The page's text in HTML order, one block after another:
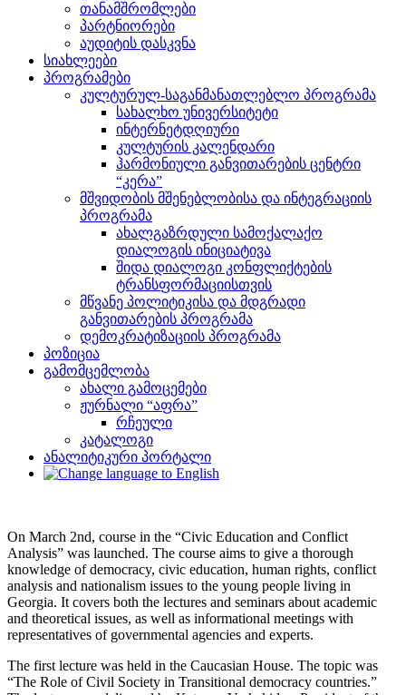
თანამშრომლები
პარტნიორები
აუდიტის დასკვნა
სიახლეები
პროგრამები
კულტურულ-საგანმანათლებლო პროგრამა
სახალხო უნივერსიტეტი
ინტერნეტდღიური
კულტურის კალენდარი
ჰარმონიული განვითარების ცენტრი
“კერა”
მშვიდობის მშენებლობისა და ინტეგრაციის
პროგრამა
ახალგაზრდული სამოქალაქო
დიალოგის ინიციატივა
შიდა დიალოგი კონფლიქტების
ტრანსფორმაციისთვის
მწვანე პოლიტიკისა და მდგრადი
განვითარების პროგრამა
დემოკრატიზაციის პროგრამა
პოზიცია
გამომცემლობა
ახალი გამოცემები
ჟურნალი “აფრა”
რჩეული
კატალოგი
ანალიტიკური პორტალი
On March 2nd, course in the “Civic Education and Conflict
Analysis” was launched. The course aims to give a thorough
knowledge of democracy, civic education, human rights, conflict
analysis and nationalism issues to the young people living in
Georgia. It covers both the lectures and seminars about academic
and theoretical issues, as well as informational meetings with
representatives of governmental agencies and experts.
The first lecture was held in the Caucasian House. The topic was
“The Role of Civil Society in Transitional democracy countries.”